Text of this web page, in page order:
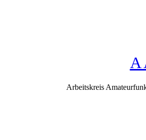
A
Arbeitskreis